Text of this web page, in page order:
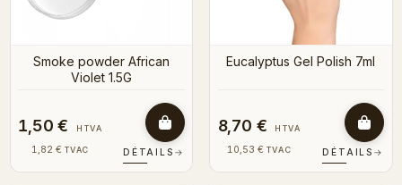
Smoke powder African
Violet 1.5G
1,50 € HTVA
1,82 € TVAC DÉTAILS →
Eucalyptus Gel Polish 7ml
8,70 € HTVA
10,53 € TVAC DÉTAILS →